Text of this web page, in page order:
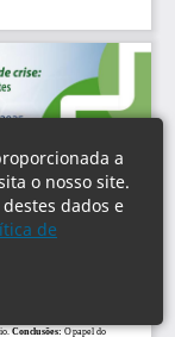
a
o nosso site.
dados e
de